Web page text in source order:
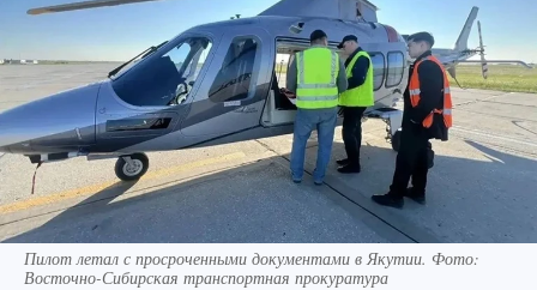
Пилот летал с просроченными документами в Якутии. Фото:
Восточно-Сибирская транспортная прокуратура